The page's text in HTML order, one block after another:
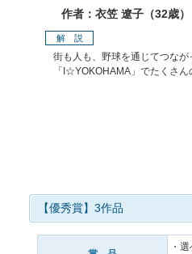
作者：衣笠 遼子（32歳）
解 説
街も人も、野球を通じてつな
「I☆YOKOHAMA」でたくさん
【優秀賞】3作品
・